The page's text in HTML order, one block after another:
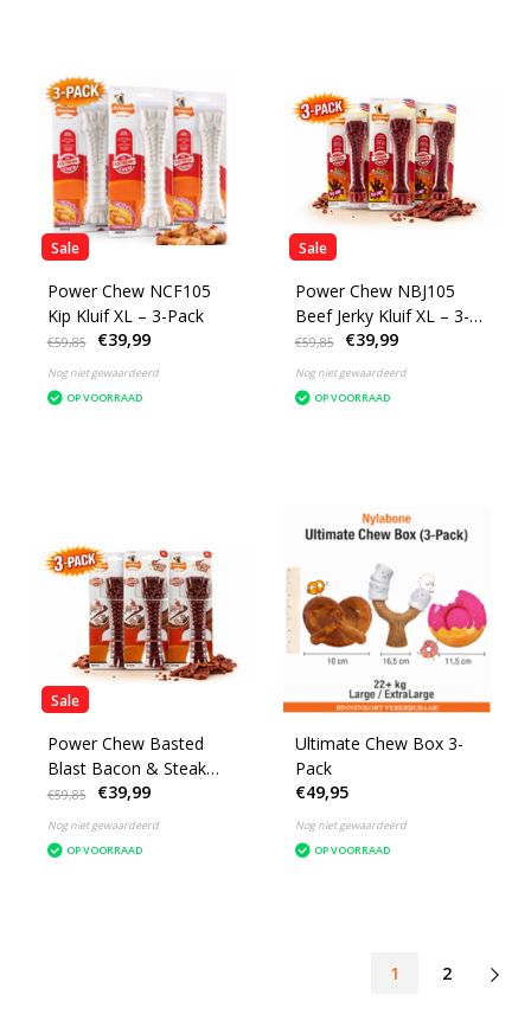
Sale
Power Chew NCF105
Kip Kluif XL – 3-Pack
€59,85 €39,99
Nog niet gewaardeerd
OP VOORRAAD
Sale
Power Chew NBJ105
Beef Jerky Kluif XL – 3-
Pack
€59,85 €39,99
Nog niet gewaardeerd
OP VOORRAAD
Sale
Power Chew Basted
Blast Bacon & Steak
Kluif XL – 3-Pack
€59,85 €39,99
Nog niet gewaardeerd
OP VOORRAAD
Ultimate Chew Box 3-
Pack
€49,95
Nog niet gewaardeerd
OP VOORRAAD
1 2